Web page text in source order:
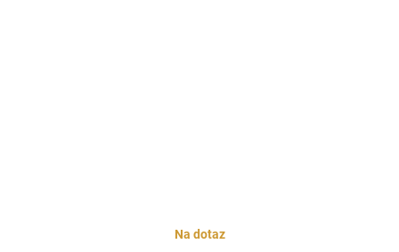
Na dotaz